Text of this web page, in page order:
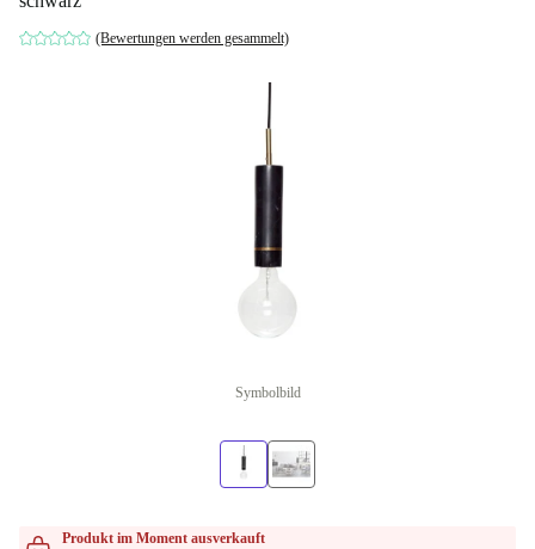
(Bewertungen werden gesammelt)
Symbolbild
Produkt im Moment ausverkauft